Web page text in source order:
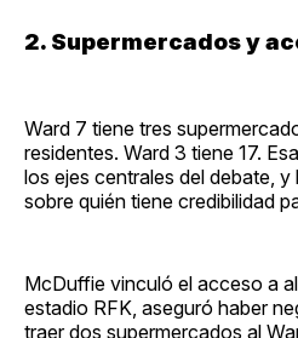
2. Supermercados y
Ward 7 tiene tres
residentes. Ward 3 tiene 17.
los ejes centrales del debate,
sobre quién tiene credibilidad
McDuffie vinculó el acceso a
estadio RFK, aseguró haber
traer dos supermercados al